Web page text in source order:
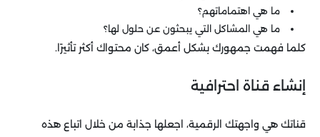
ما هي اهتماماتهم؟
ما هي المشاكل التي يبحثون عن حلول لها؟
كلما فهمت جمهورك بشكل أعمق، كان محتواك أكثر تأثيرًا.
إنشاء قناة احترافية
قناتك هي واجهتك الرقمية، اجعلها جذابة من خلال اتباع هذه